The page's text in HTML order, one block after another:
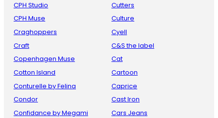
CPH Studio
CPH Muse
Craghoppers
Craft
Copenhagen Muse
Cotton Island
Conturelle by Felina
Condor
Confidance by Megami
Cutters
Culture
Cyell
C&S the label
Cat
Cartoon
Caprice
Cast Iron
Cars Jeans